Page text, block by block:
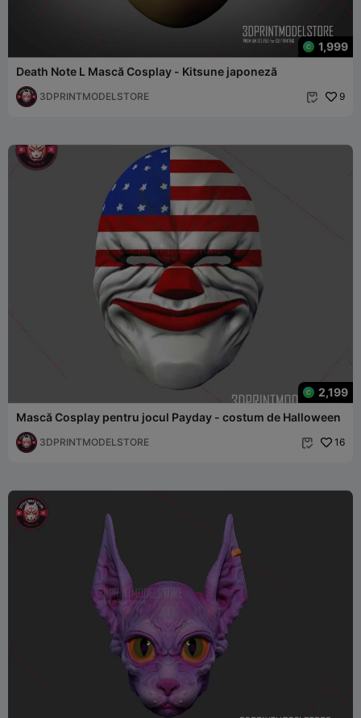
1,999
Death Note L Mască Cosplay - Kitsune japoneză
3DPRINTMODELSTORE  9
2,199
Mască Cosplay pentru jocul Payday - costum de Halloween
3DPRINTMODELSTORE  16